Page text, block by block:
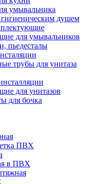
умывальника
душем
для умывальников
пьедесталы
трубы для унитаза
для унитазов
для бочка
ПВХ
в ПВХ